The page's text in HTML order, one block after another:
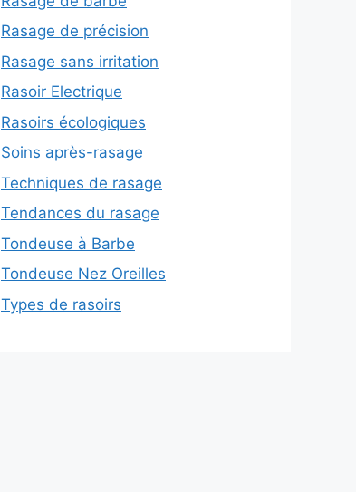
Rasage de précision
Rasage sans irritation
Rasoir Electrique
Rasoirs écologiques
Soins après-rasage
Techniques de rasage
Tendances du rasage
Tondeuse à Barbe
Tondeuse Nez Oreilles
Types de rasoirs